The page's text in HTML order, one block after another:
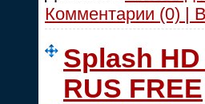
Комментарии (0) |
Splash
RUS FREE